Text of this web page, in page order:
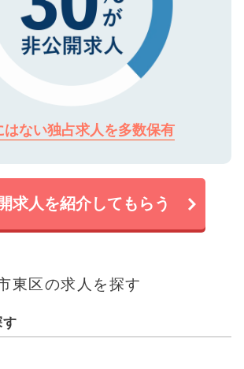
はない独占求人を多数保有
求人を紹介してもらう
東区の求人を探す